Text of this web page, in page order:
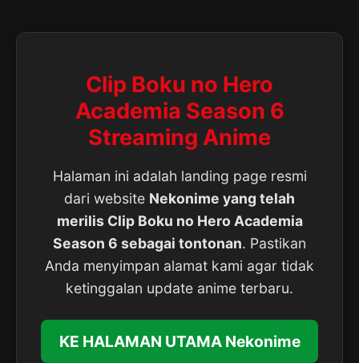
Clip Boku no Hero
Academia Season 6
Streaming Anime
Halaman ini adalah landing page resmi
dari website Nekonime yang telah
merilis Clip Boku no Hero Academia
Season 6 sebagai tontonan. Pastikan
Anda menyimpan alamat kami agar tidak
ketinggalan update anime terbaru.
KE HALAMAN UTAMA Nekonime